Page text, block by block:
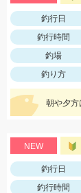
釣行日
釣行時間
釣場
釣り方
NEW
釣行日
釣行時間